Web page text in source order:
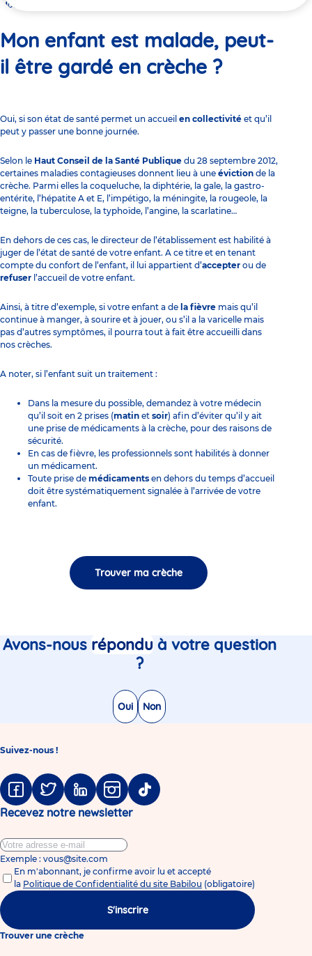
ici
Mon enfant est malade, peut-il être gardé en crèche ?
Mon enfant est malade, peut-
il être gardé en crèche ?
Oui, si son état de santé permet un accueil en collectivité et qu’il
peut y passer une bonne journée.
Selon le Haut Conseil de la Santé Publique du 28 septembre 2012,
certaines maladies contagieuses donnent lieu à une éviction de la
crèche. Parmi elles la coqueluche, la diphtérie, la gale, la gastro-
entérite, l’hépatite A et E, l’impétigo, la méningite, la rougeole, la
teigne, la tuberculose, la typhoïde, l’angine, la scarlatine…
En dehors de ces cas, le directeur de l’établissement est habilité à
juger de l’état de santé de votre enfant. A ce titre et en tenant
compte du confort de l’enfant, il lui appartient d’accepter ou de
refuser l’accueil de votre enfant.
Ainsi, à titre d’exemple, si votre enfant a de la fièvre mais qu’il
continue à manger, à sourire et à jouer, ou s’il a la varicelle mais
pas d’autres symptômes, il pourra tout à fait être accueilli dans
nos crèches.
A noter, si l’enfant suit un traitement :
Dans la mesure du possible, demandez à votre médecin
qu’il soit en 2 prises (matin et soir) afin d’éviter qu’il y ait
une prise de médicaments à la crèche, pour des raisons de
sécurité.
En cas de fièvre, les professionnels sont habilités à donner
un médicament.
Toute prise de médicaments en dehors du temps d’accueil
doit être systématiquement signalée à l’arrivée de votre
enfant.
Trouver ma crèche
Avons-nous réponduà votre question
?
Non
Oui
Suivez-nous !
Facebook
TwitterLinkedinInstagram
Tiktok
Recevez notre newsletter
Exemple : vous@site.com
En m'abonnant, je confirme avoir lu et accepté
la Politique de Confidentialité du site Babilou (obligatoire)
S'inscrire
Trouver une crèche